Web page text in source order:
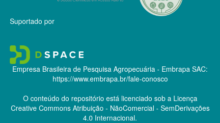
Suportado por
Empresa Brasileira de Pesquisa Agropecuária - Embrapa SAC:
https://www.embrapa.br/fale-conosco
O conteúdo do repositório está licenciado sob a Licença
Creative CommonsAtribuição - NãoComercial - SemDerivações
4.0 Internacional.